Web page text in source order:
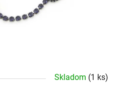
Skladom (1 ks)